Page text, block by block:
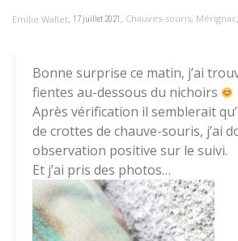
Emilie Wallet, 17 juillet 2021 , Chauves-souris, Mérignac,
Bonne surprise ce matin, j’ai
fientes au-dessous du nichoirs
Après vérification il semblerait
de crottes de chauve-souris, j’ai
observation positive sur le suivi.
Et j’ai pris des photos…